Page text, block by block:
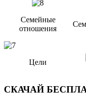
Семейные
отношения
Цели
СКАЧАЙ